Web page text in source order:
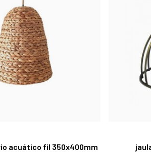
acuático fil 350x400mm